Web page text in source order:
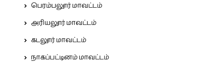
பெரம்பலூர் மாவட்டம்
அரியலூர் மாவட்டம்
கடலூர் மாவட்டம்
நாகப்பட்டினம் மாவட்டம்